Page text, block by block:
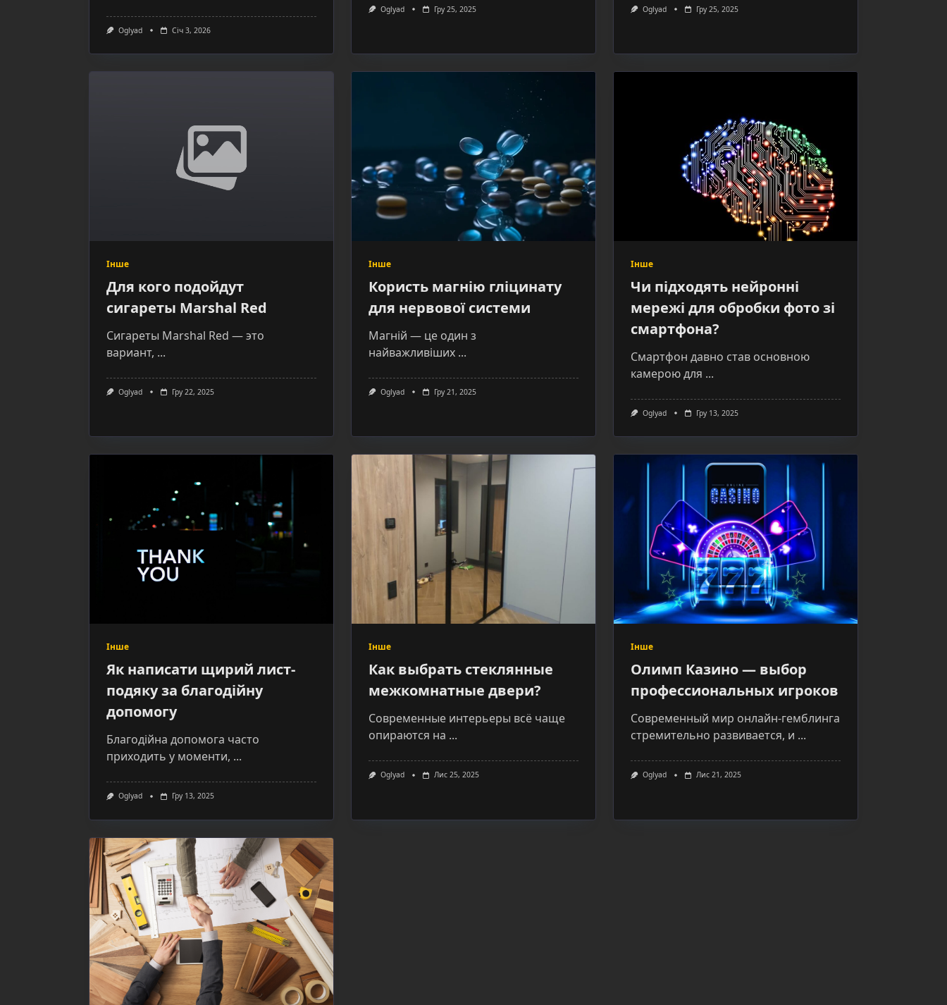
Oglyad Січ 3, 2026
Oglyad Гру 25, 2025 Oglyad Гру 25, 2025
Інше
Для кого подойдут
сигареты Marshal Red
Сигареты Marshal Red — это
вариант, ...
Oglyad Гру 22, 2025
Інше
Користь магнію гліцинату
для нервової системи
Магній — це один з
найважливіших ...
Oglyad Гру 21, 2025
Інше
Чи підходять нейронні
мережі для обробки фото зі
смартфона?
Смартфон давно став основною
камерою для ...
Oglyad Гру 13, 2025
Інше
Як написати щирий лист-
подяку за благодійну
допомогу
Благодійна допомога часто
приходить у моменти, ...
Oglyad Гру 13, 2025
Інше
Как выбрать стеклянные
межкомнатные двери?
Современные интерьеры всё чаще
опираются на ...
Oglyad Лис 25, 2025
Інше
Олимп Казино — выбор
профессиональных игроков
Современный мир онлайн-гемблинга
стремительно развивается, и ...
Oglyad Лис 21, 2025